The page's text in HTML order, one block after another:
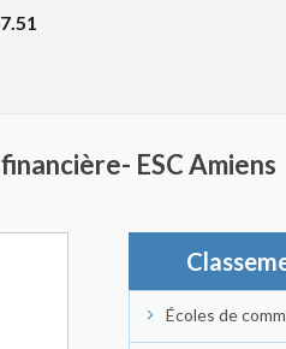
7.51
ESC Amiens
Écoles de